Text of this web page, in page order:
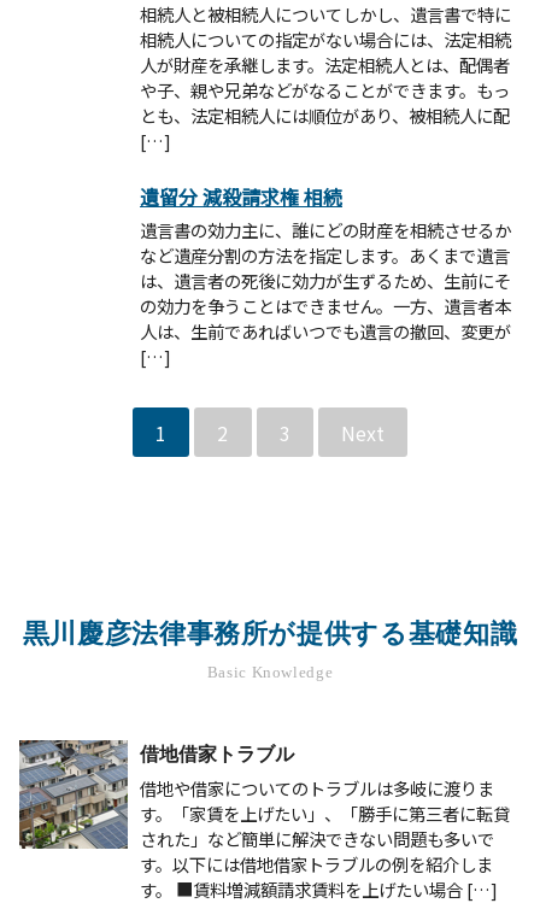
相続人と被相続人についてしかし、遺言書で特に
相続人についての指定がない場合には、法定相続
人が財産を承継します。法定相続人とは、配偶者
や子、親や兄弟などがなることができます。もっ
とも、法定相続人には順位があり、被相続人に配
[…]
遺留分 減殺請求権 相続
遺言書の効力主に、誰にどの財産を相続させるか
など遺産分割の方法を指定します。あくまで遺言
は、遺言者の死後に効力が生ずるため、生前にそ
の効力を争うことはできません。一方、遺言者本
人は、生前であればいつでも遺言の撤回、変更が
[…]
1 2 3 Next
黒川慶彦法律事務所が提供する基礎知識
Basic Knowledge
借地借家トラブル
借地や借家についてのトラブルは多岐に渡りま
す。「家賃を上げたい」、「勝手に第三者に転貸
された」など簡単に解決できない問題も多いで
す。以下には借地借家トラブルの例を紹介しま
す。 ■賃料増減額請求賃料を上げたい場合 […]